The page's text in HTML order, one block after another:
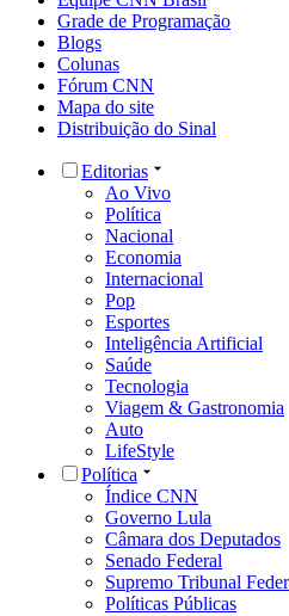
Grade de Programação
Blogs
Colunas
Fórum CNN
Mapa do site
Distribuição do Sinal
Editorias
Ao Vivo
Política
Nacional
Economia
Internacional
Pop
Esportes
Inteligência Artificial
Saúde
Tecnologia
Viagem & Gastronomia
Auto
LifeStyle
Política
Índice CNN
Governo Lula
Câmara dos Deputados
Senado Federal
Supremo Tribunal
Políticas Públicas